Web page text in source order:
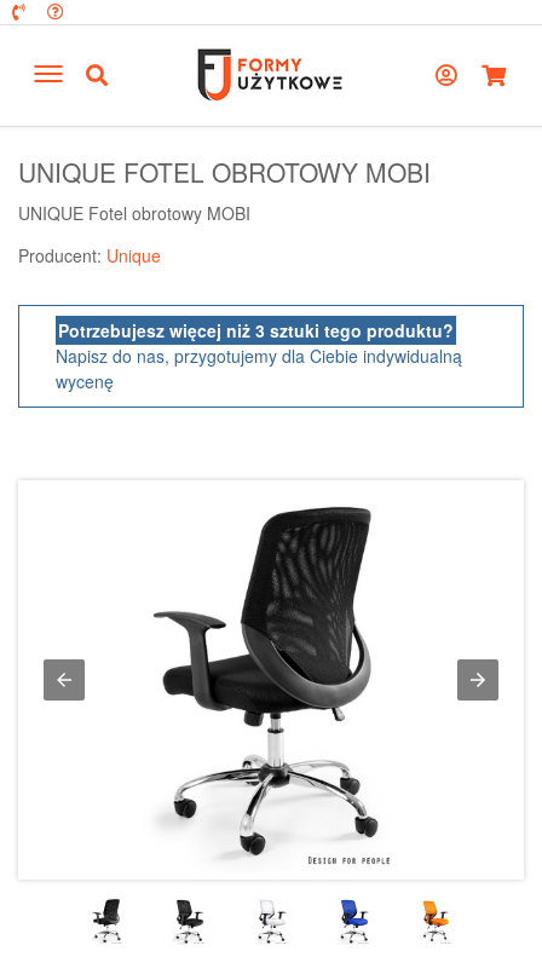
UNIQUE FOTEL OBROTOWY MOBI
UNIQUE Fotel obrotowy MOBI
Producent: Unique
Potrzebujesz więcej niż 3 sztuki tego produktu?
Napisz do nas, przygotujemy dla Ciebie indywidualną
wycenę